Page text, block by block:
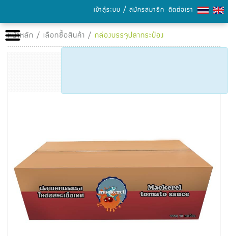
เข้าสู่ระบบ / สมัครสมาชิก ติดต่อเรา
หน้าหลัก
แคตตาล็อก
ความรู้เรื่องกระดาษ
หน้าหลัก / เลือกซื้อสินค้า / กล่องบรรจุปลากระป๋อง